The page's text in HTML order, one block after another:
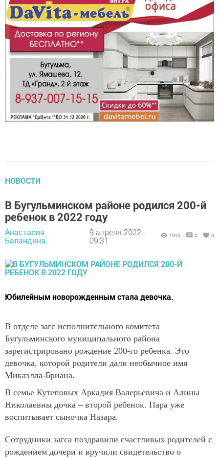
НОВОСТИ
В Бугульминском районе родился 200-й
ребенок в 2022 году
Анастасия
Баландина,
9 апреля 2022 -
09:31
1916 0 0
Юбилейным новорожденным стала девочка.
В отделе загс исполнительного комитета
Бугульминского муниципального района
зарегистрировано рождение 200-го ребенка. Это
девочка, которой родители дали необычное имя
Микаэлла-Бриана.
В семье Кутеповых Аркадия Валерьевича и Алины
Николаевны дочка – второй ребенок. Пара уже
воспитывает сыночка Назара.
Сотрудники загса поздравили счастливых родителей с
рождением дочери и вручили свидетельство о